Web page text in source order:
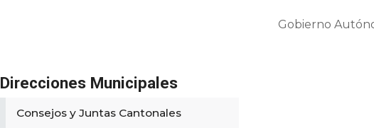
Gobierno
Direcciones Municipales
Consejos y Juntas Cantonales